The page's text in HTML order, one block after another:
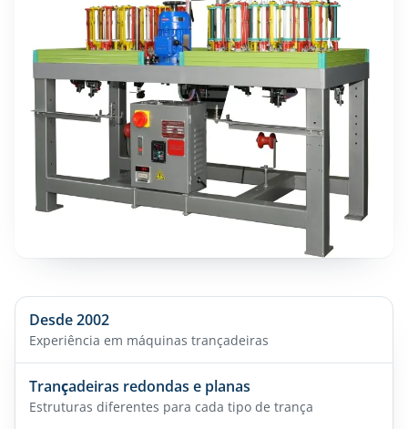
Desde 2002
Experiência em máquinas trançadeiras
Trançadeiras redondas e planas
Estruturas diferentes para cada tipo de trança